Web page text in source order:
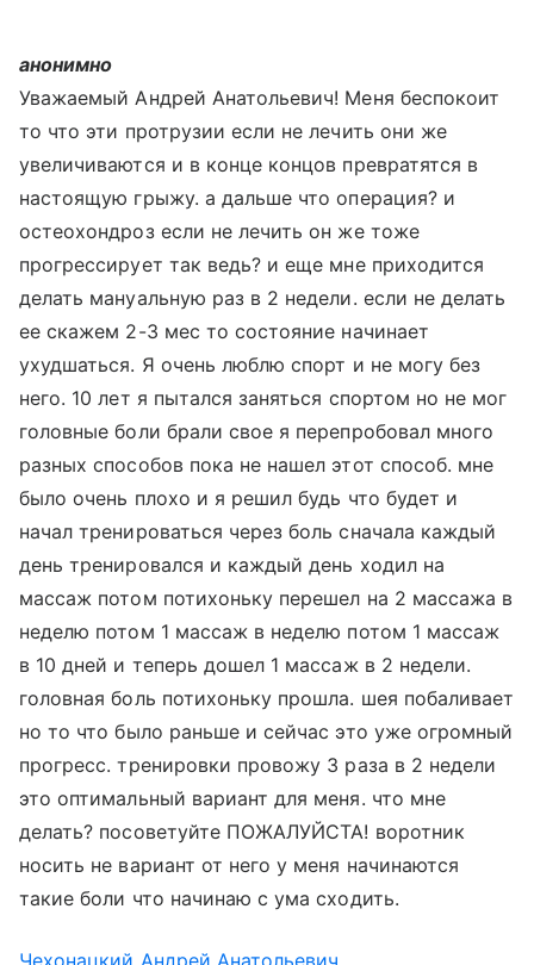
анонимно
Уважаемый Андрей Анатольевич! Меня беспокоит
то что эти протрузии если не лечить они же
увеличиваются и в конце концов превратятся в
настоящую грыжу. а дальше что операция? и
остеохондроз если не лечить он же тоже
прогрессирует так ведь? и еще мне приходится
делать мануальную раз в 2 недели. если не делать
ее скажем 2-3 мес то состояние начинает
ухудшаться. Я очень люблю спорт и не могу без
него. 10 лет я пытался заняться спортом но не мог
головные боли брали свое я перепробовал много
разных способов пока не нашел этот способ. мне
было очень плохо и я решил будь что будет и
начал тренироваться через боль сначала каждый
день тренировался и каждый день ходил на
массаж потом потихоньку перешел на 2 массажа в
неделю потом 1 массаж в неделю потом 1 массаж
в 10 дней и теперь дошел 1 массаж в 2 недели.
головная боль потихоньку прошла. шея побаливает
но то что было раньше и сейчас это уже огромный
прогресс. тренировки провожу 3 раза в 2 недели
это оптимальный вариант для меня. что мне
делать? посоветуйте ПОЖАЛУЙСТА! воротник
носить не вариант от него у меня начинаются
такие боли что начинаю с ума сходить.
Чехонацкий Андрей Анатольевич